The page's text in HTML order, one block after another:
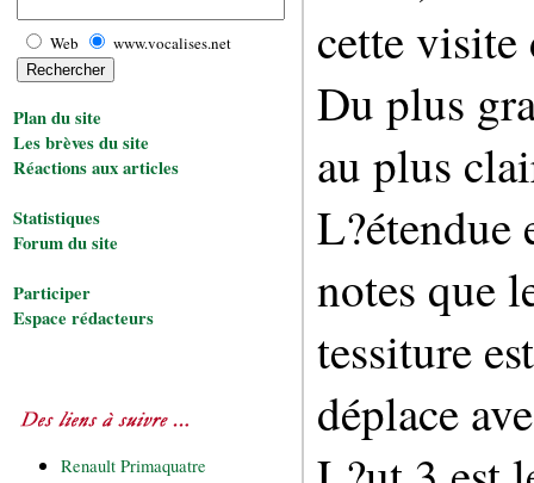
Web www.vocalises.net
Plan du site
Les brèves du site
Réactions aux articles
Statistiques
Forum du site
Participer
Espace rédacteurs
Renault Primaquatre
cette
Du plus
au plus
L?étendue
notes que
tessiture
déplace